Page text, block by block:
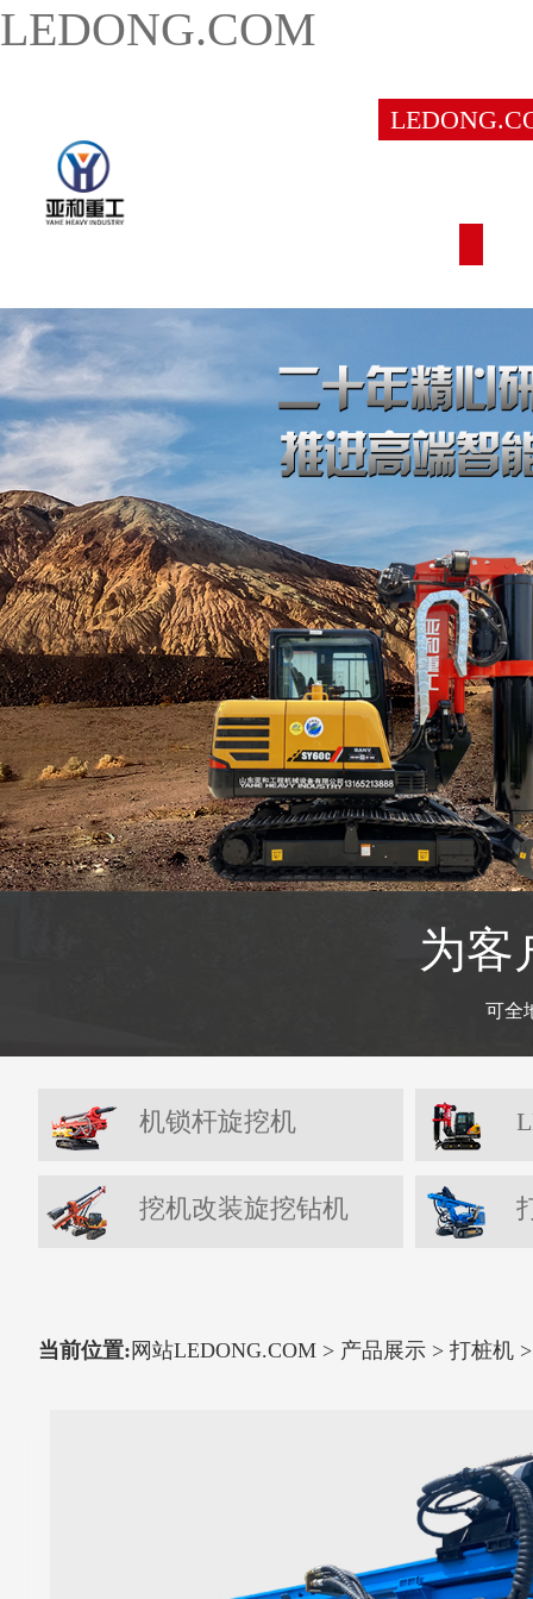
LEDONG.COM
为客
可全
机锁杆旋挖机
挖机改装旋挖钻机
当前位置: 网站LEDONG.COM > 产品展示 > 打桩机 >